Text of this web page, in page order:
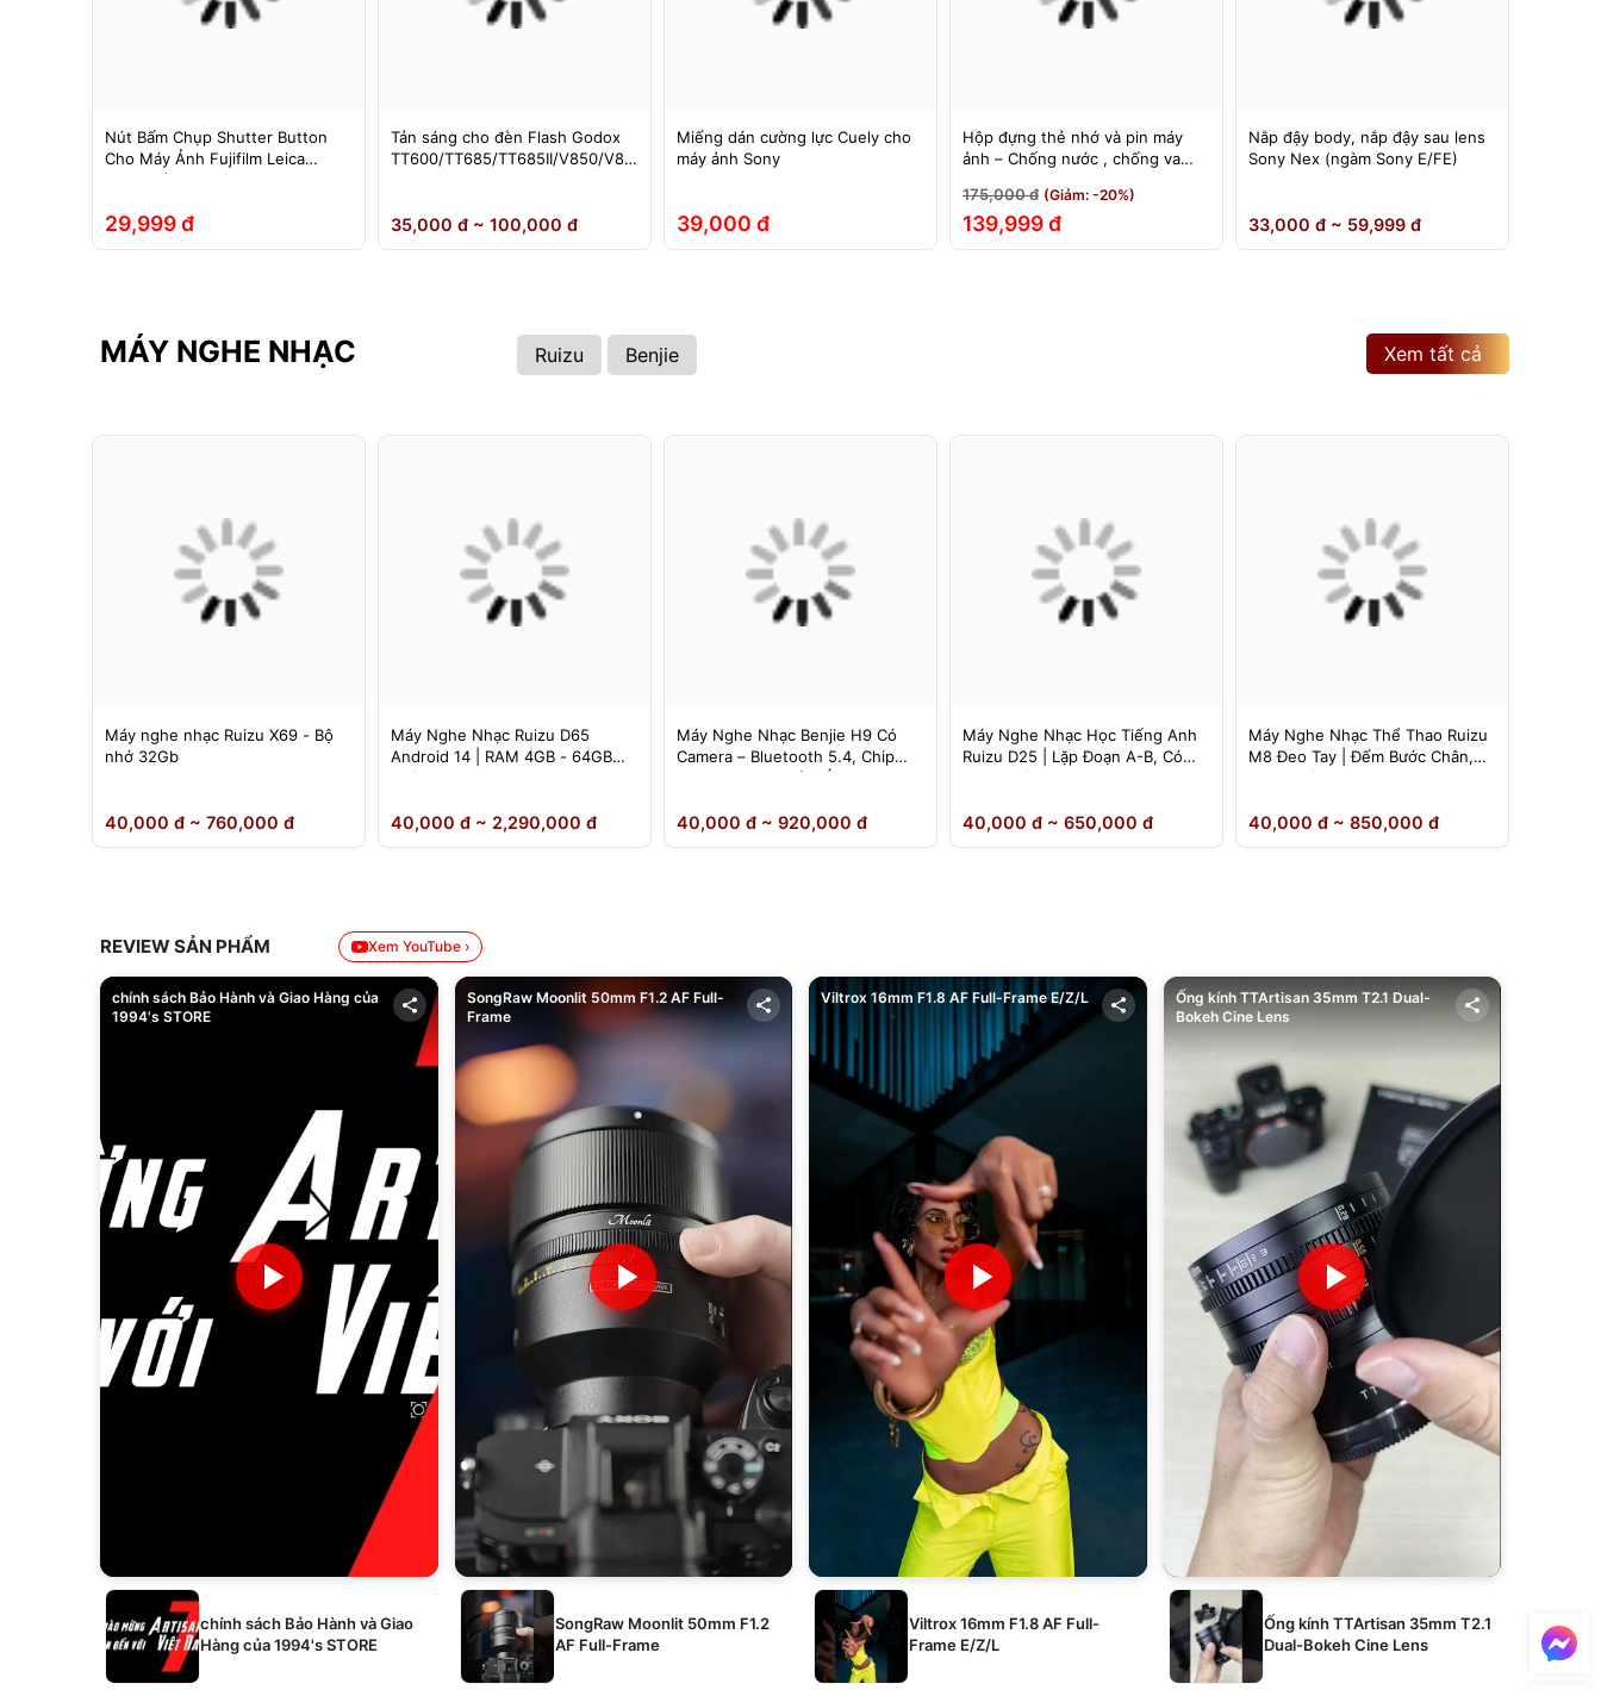
Nút Bấm Chụp Shutter Button
Cho Máy Ảnh Fujifilm Leica
Contax (Ren Xoáy)
29,999 đ
Tản sáng cho đèn Flash Godox
TT600/TT685/TT685II/V850/V85
35,000 đ ~ 100,000 đ
Miếng dán cường lực Cuely cho
máy ảnh Sony
39,000 đ
Hộp đựng thẻ nhớ và pin máy
ảnh – Chống nước , chống va
175,000 đ (Giảm: -20%)
139,999 đ
Nắp đậy body, nắp đậy sau lens
Sony Nex (ngàm Sony E/FE)
33,000 đ ~ 59,999 đ
MÁY NGHE NHẠC Ruizu Benjie Xem tất cả
Máy nghe nhạc Ruizu X69 - Bộ
nhớ 32Gb
40,000 đ ~ 760,000 đ
Máy Nghe Nhạc Ruizu D65
Android 14 | RAM 4GB - 64GB
Chính Hãng
40,000 đ ~ 2,290,000 đ
Máy Nghe Nhạc Benjie H9 Có
Camera – Bluetooth 5.4, Chip
DSD Lossless, Cảm Ứng IPS –
40,000 đ ~ 920,000 đ
Máy Nghe Nhạc Học Tiếng Anh
Ruizu D25 | Lặp Đoạn A-B, Có
Loa Ngoài
40,000 đ ~ 650,000 đ
Máy Nghe Nhạc Thể Thao Ruizu
M8 Đeo Tay | Đếm Bước Chân,
Loa Ngoài
40,000 đ ~ 850,000 đ
REVIEW SẢN PHẨM Xem YouTube ›
chính sách Bảo Hành và Giao Hàng của
1994's STORE
chính sách Bảo Hành và Giao
Hàng của 1994's STORE
SongRaw Moonlit 50mm F1.2 AF Full-
Frame
SongRaw Moonlit 50mm F1.2
AF Full-Frame
Viltrox 16mm F1.8 AF Full-Frame E/Z/L
Viltrox 16mm F1.8 AF Full-
Frame E/Z/L
Ống kính TTArtisan 35mm T2.1 Dual-
Bokeh Cine Lens
Ống kính TTArtisan 35mm T2.1
Dual-Bokeh Cine Lens